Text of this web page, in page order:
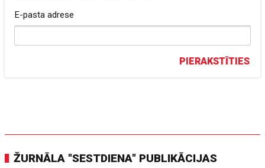
E-pasta adrese
PIERAKSTĪTIES
ŽURNĀLA "SESTDIENA" PUBLIKĀCIJAS